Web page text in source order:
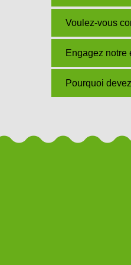
Voulez-vous
Engagez notre
Pourquoi